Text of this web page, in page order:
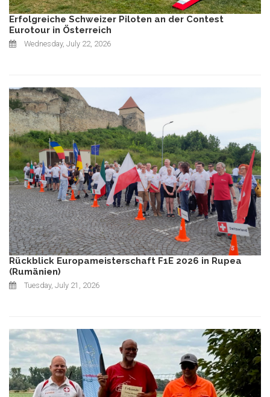
Erfolgreiche Schweizer Piloten an der Contest
Eurotour in Österreich
Wednesday, July 22, 2026
Rückblick Europameisterschaft F1E 2026 in Rupea
(Rumänien)
Tuesday, July 21, 2026